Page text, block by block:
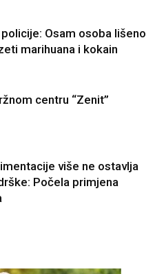
Osam osoba lišeno
marihuana i kokain
centru “Zenit”
više ne ostavlja
Počela primjena